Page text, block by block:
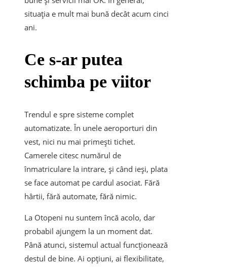
situația e mult mai bună decât acum cinci
ani.
Ce s-ar putea
schimba pe viitor
Trendul e spre sisteme complet
automatizate. În unele aeroporturi din
vest, nici nu mai primești tichet.
Camerele citesc numărul de
înmatriculare la intrare, și când ieși, plata
se face automat pe cardul asociat. Fără
hârtii, fără automate, fără nimic.
La Otopeni nu suntem încă acolo, dar
probabil ajungem la un moment dat.
Până atunci, sistemul actual funcționează
destul de bine. Ai opțiuni, ai flexibilitate,